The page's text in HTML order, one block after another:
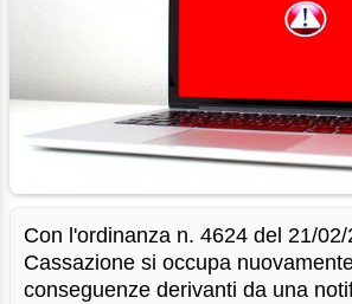
Con l'ordinanza n. 4624 del 21/
Cassazione si occupa
conseguenze derivanti da una